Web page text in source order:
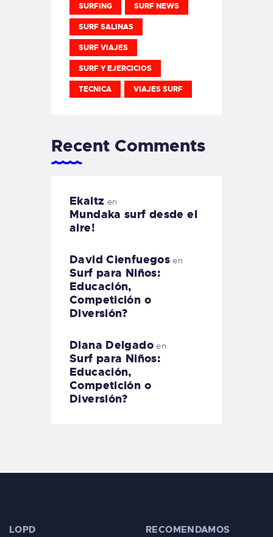
SURFING SURF NEWS
SURF SALINAS
SURF VIAJES
SURF Y EJERCICIOS
TECNICA VIAJES SURF
Recent Comments
Ekaitz en
Mundaka surf desde el
aire!
David Cienfuegos en
Surf para Niños:
Educación,
Competición o
Diversión?
Diana Delgadoen
Surf para Niños:
Educación,
Competición o
Diversión?
LOPD RECOMENDAMOS